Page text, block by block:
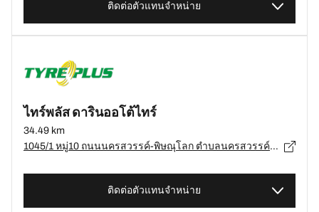
ติดต่อตัวแทนจำหน่าย
ไทร์พลัส ดารินออโต้ไทร์
34.49 km
1045/1 หมู่10 ถนนนครสวรรค์-พิษณุโลก ตำบลนครสวรรค์ตก อำเภอเมือง จังหวัดนครสวรรค์ 60000, นครสวรรค์ - 60000
ติดต่อตัวแทนจำหน่าย